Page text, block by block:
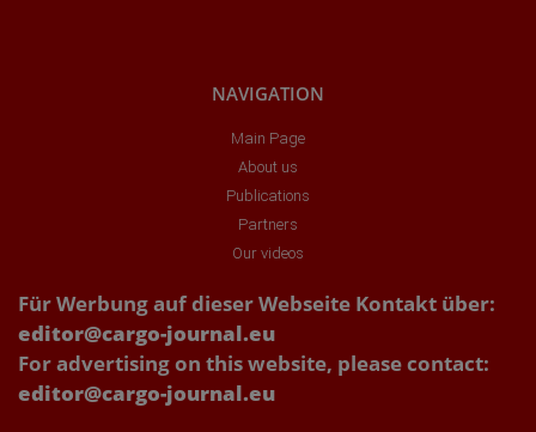
NAVIGATION
Main Page
About us
Publications
Partners
Our videos
Für Werbung auf dieser Webseite Kontakt über:
editor@cargo-journal.eu
For advertising on this website, please contact:
editor@cargo-journal.eu